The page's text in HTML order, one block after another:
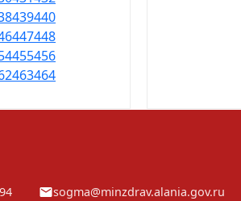
439440
447448
455456
463464
sogma@minzdrav.alania.gov.ru